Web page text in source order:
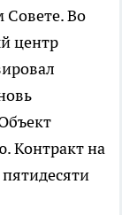
Совете. Во
центр
Контракт на